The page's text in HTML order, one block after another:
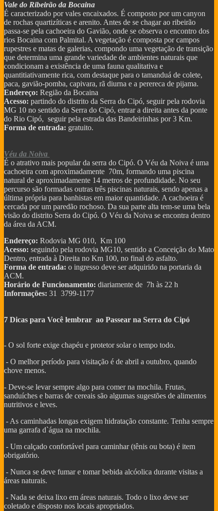
Vale do Ribeirão da Bocaina
É caracterizado por vales encaixados. É composto por um canyon
de rochas quartizíticas e arenito. Antes de se chagar ao ribeirão
passa-se pela cachoeira do Gavião, onde se observa o encontro dos
rios Bocaina com Palmital. A vegetação é composta por campos
rupestres e matas de galerias, compondo uma vegetação de transição
que determina uma grande variedade de ambientes naturais que
condicionam a existência de uma fauna qualitativa e
quantitiativamente rica, com destaque para o tamanduá de colete,
paca, gavião-pomba, capivara, rã diurna e a perereca de pijama.
Endereço: Região da Bocaina
Acesso: partindo do distrito da Serra do Cipó, seguir pela rodovia
MG 10 no sentido da Serra do Cipó, entrar a direita antes da ponte
do Rio Cipó, seguir pela estrada das Bandeirinhas por 3 Km.
Forma de entrada: gratuito.
Véu da Noiva
É o atrativo mais popular da serra do Cipó. O Véu da Noiva é uma
cachoeira com aproximadamente 70m, formando uma piscina
natural de aproximadamente 14 metros de profundidade. No seu
percurso são formadas outras três piscinas naturais, sendo apenas a
última própria para banhistas em maior quantidade. A cachoeira é
cercada por um paredão rochoso. Da sua parte alta tem-se uma bela
visão do distrito Serra do Cipó. O Véu da Noiva se encontra dentro
da área da ACM.
Endereço: Rodovia MG 010, Km 100
Acesso: seguindo pela rodovia MG10, sentido a Conceição do Mato
Dentro, entrada à Direita no Km 100, no final do asfalto.
Forma de entrada: o ingresso deve ser adquirido na portaria da
ACM.
Horário de Funcionamento: diariamente de 7h às 22 h
Informações: 31 3799-1177
7 Dicas para Você lembrar ao Passear na Serra do Cipó
- O sol forte exige chapéu e protetor solar o tempo todo.
- O melhor período para visitação é de abril a outubro, quando
chove menos.
- Deve-se levar sempre algo para comer na mochila. Frutas,
sanduíches e barras de cereais são algumas sugestões de alimentos
nutritivos e leves.
- As caminhadas longas exigem hidratação constante. Tenha sempre
uma garrafa d`água na mochila.
- Um calçado confortável para caminhar (tênis ou bota) é item
obrigatório.
- Nunca se deve fumar e tomar bebida alcóolica durante visitas a
áreas naturais.
- Nada se deixa lixo em áreas naturais. Todo o lixo deve ser
coletado e disposto nos locais apropriados.